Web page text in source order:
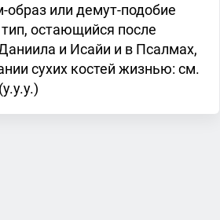
образ или демут-подобие
остающийся после
и Исайи и в Псалмах,
сухих костей жизнью: см.